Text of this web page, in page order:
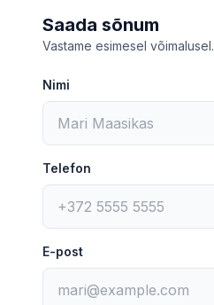
Saada sõnum
Vastame esimesel võimalusel.
Nimi
Telefon
E-post